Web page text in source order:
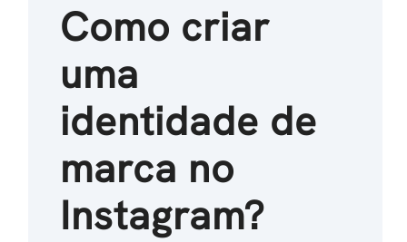
Como criar
uma
identidade de
marca no
Instagram?